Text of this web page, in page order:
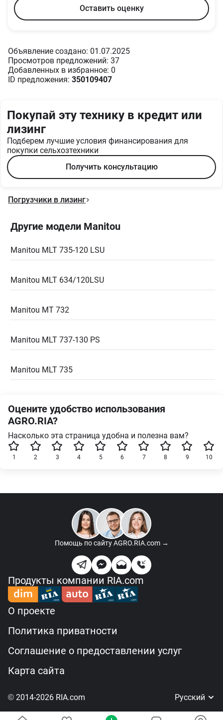
Оставить оценку
Объявление создано: 01.07.2025
Просмотров предложений: 37
Добавленных в избранное: 0
ID предложения: 350109407
Покупай эту технику в кредит или
лизинг
Подберем лучшие условия финансирования для
покупки сельхозтехники
Получить консультацию
Погрузчики в лизинг
Другие модели Manitou
Manitou MLT 735-120 LSU
Manitou MLT 634/120LSU
Manitou MT 732
Manitou MLT 737-130 PS
Manitou MLT 735
Оцените удобство использования
AGRO.RIA?
Насколько эта страница удобна и полезна вам?
10
9
8
7
6
5
4
3
2
1
Помощь по сайтуAGRO.RIA.com →
Продукты компании RIA.com
О проекте
Политика приватности
Соглашение о предоставлении услуг
Карта сайта
© 2014-2026 RIA.com Русский